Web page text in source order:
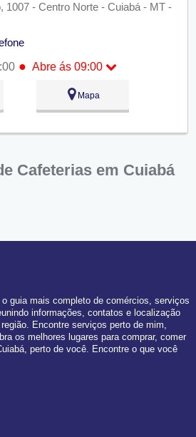
1007 - Centro Norte - Cuiabá - MT -
● Abre ás 09:00
Mapa
Cafeterias em Cuiabá
guia mais completo de comércios, serviços
informações, contatos e localização
Encontre serviços perto de mim,
os melhores lugares para comprar, comer
perto de você. Encontre o que você